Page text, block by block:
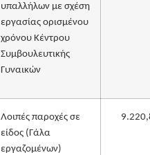
υπαλλήλων με σχέση
εργασίας ορισμένου
χρόνου Κέντρου
Συμβουλευτικής
Γυναικών
Λοιπές παροχές σε
είδος (Γάλα
εργαζομένων)